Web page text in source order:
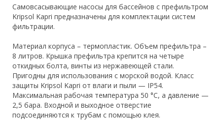
Самовсасывающие насосы для бассейнов с префильтром
Kripsol Kapri предназначены для комплектации систем
фильтрации.
Материал корпуса – термопластик. Объем префильтра –
8 литров. Крышка префильтра крепится на четыре
откидных болта, винты из нержавеющей стали.
Пригодны для использования с морской водой. Класс
защиты Kripsol Kapri от влаги и пыли — IP54.
Максимальная рабочая температура 50 °C, а давление —
2,5 бара. Входной и выходное отверстие
подсоединяются к трубам с помощью клея.